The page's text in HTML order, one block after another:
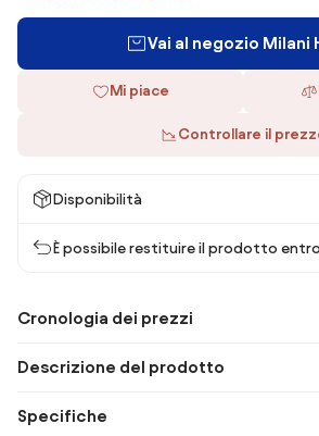
Vai al negozio Milani
Mi piace
Controllare il
Disponibilità
È possibile restituire il prodotto
Cronologia dei prezzi
Descrizione del prodotto
Specifiche